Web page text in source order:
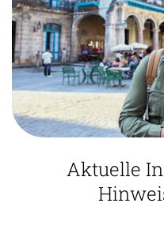
Aktuelle